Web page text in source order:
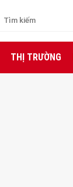
THỊ TRƯỜNG